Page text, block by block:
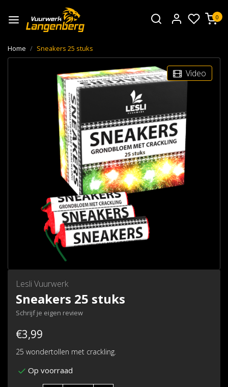
0
Home Sneakers 25 stuks
Video
Lesli Vuurwerk
Sneakers 25 stuks
Schrijf je eigen review
€3,99
25 wondertollen met crackling.
Op voorraad